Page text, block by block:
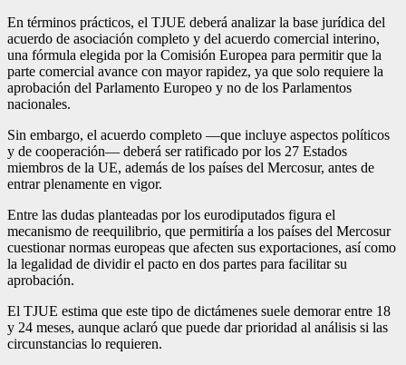
En términos prácticos, el TJUE deberá analizar la base jurídica del
acuerdo de asociación completo y del acuerdo comercial interino,
una fórmula elegida por la Comisión Europea para permitir que la
parte comercial avance con mayor rapidez, ya que solo requiere la
aprobación del Parlamento Europeo y no de los Parlamentos
nacionales.
Sin embargo, el acuerdo completo —que incluye aspectos políticos
y de cooperación— deberá ser ratificado por los 27 Estados
miembros de la UE, además de los países del Mercosur, antes de
entrar plenamente en vigor.
Entre las dudas planteadas por los eurodiputados figura el
mecanismo de reequilibrio, que permitiría a los países del Mercosur
cuestionar normas europeas que afecten sus exportaciones, así como
la legalidad de dividir el pacto en dos partes para facilitar su
aprobación.
El TJUE estima que este tipo de dictámenes suele demorar entre 18
y 24 meses, aunque aclaró que puede dar prioridad al análisis si las
circunstancias lo requieren.